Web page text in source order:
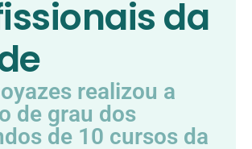
da
realizou a
de grau dos
de 10 cursos da